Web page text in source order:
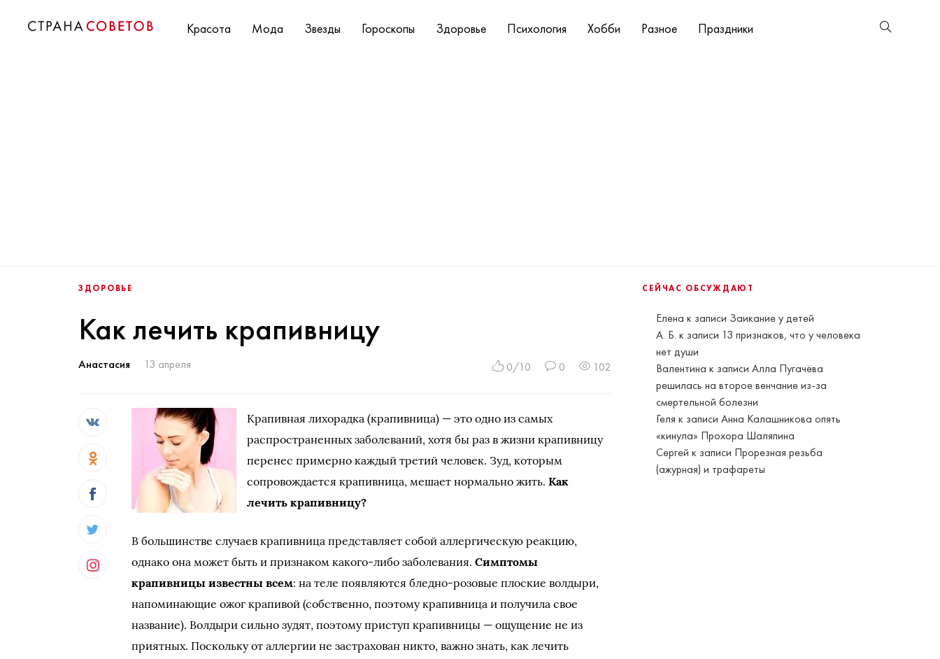
Красота Мода Звезды Гороскопы Здоровье Психология Хобби Разное Праздники
СЕЙЧАС ОБСУЖДАЮТ
Елена к записи Заикание у детей
А. Б. к записи 13 признаков, что у человека
нет души
Валентина к записиАлла Пугачёва
решилась на второе венчание из-за
смертельной болезни
Геля к записиАнна Калашникова опять
«кинула» Прохора Шаляпина
Сергей к записи Прорезная резьба
(ажурная) и трафареты
ЗДОРОВЬЕ
Как лечить крапивницу
Анастасия 13 апреля 0/10 0 102
Крапивная лихорадка (крапивница) — это одно из самых
распространенных заболеваний, хотя бы раз в жизни крапивницу
перенес примерно каждый третий человек. Зуд, которым
сопровождается крапивница, мешает нормально жить.Как
лечить крапивницу?
В большинстве случаев крапивница представляет собой аллергическую реакцию,
однако она может быть и признаком какого-либо заболевания.Симптомы
крапивницы известны всем: на теле появляются бледно-розовые плоские волдыри,
напоминающие ожог крапивой (собственно, поэтому крапивница и получила свое
название). Волдыри сильно зудят, поэтому приступ крапивницы — ощущение не из
приятных. Поскольку от аллергии не застрахован никто, важно знать, как лечить